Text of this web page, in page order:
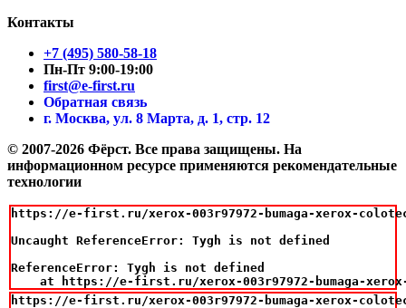
Контакты
+7 (495) 580-58-18
Пн-Пт 9:00-19:00
first@e-first.ru
Обратная связь
г. Москва, ул. 8 Марта, д. 1, стр. 12
© 2007-2026 Фёрст. Все права защищены. На
информационном ресурсе применяются рекомендательные
технологии
https://e-first.ru/xerox-003r97972-bumaga-xerox-
Uncaught ReferenceError: Tygh is not defined
ReferenceError: Tygh is not defined
at https://e-first.ru/xerox-003r97972-bumaga-
https://e-first.ru/xerox-003r97972-bumaga-xerox-